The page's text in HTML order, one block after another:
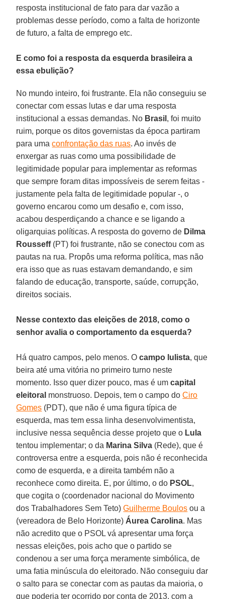
resposta institucional de fato para dar vazão a
problemas desse período, como a falta de horizonte
de futuro, a falta de emprego etc.
E como foi a resposta da esquerda brasileira a
essa ebulição?
No mundo inteiro, foi frustrante. Ela não conseguiu se
conectar com essas lutas e dar uma resposta
institucional a essas demandas. No Brasil , foi muito
ruim, porque os ditos governistas da época partiram
para umaconfrontação das ruas. Ao invés de
enxergar as ruas como uma possibilidade de
legitimidade popular para implementar as reformas
que sempre foram ditas impossíveis de serem feitas -
justamente pela falta de legitimidade popular -, o
governo encarou como um desafio e, com isso,
acabou desperdiçando a chance e se ligando a
oligarquias políticas. A resposta do governo de Dilma
Rousseff(PT) foi frustrante, não se conectou com as
pautas na rua. Propôs uma reforma política, mas não
era isso que as ruas estavam demandando, e sim
falando de educação, transporte, saúde, corrupção,
direitos sociais.
Nesse contexto das eleições de 2018, como o
senhor avalia o comportamento da esquerda?
Há quatro campos, pelo menos. Ocampo lulista, que
beira até uma vitória no primeiro turno neste
momento. Isso quer dizer pouco, mas é umcapital
eleitoral monstruoso. Depois, tem o campo doCiro
Gomes (PDT), que não é uma figura típica de
esquerda, mas tem essa linha desenvolvimentista,
inclusive nessa sequência desse projeto que o Lula
tentou implementar; o da Marina Silva (Rede), que é
controversa entre a esquerda, pois não é reconhecida
como de esquerda, e a direita também não a
reconhece como direita. E, por último, o do PSOL,
que cogita o (coordenador nacional do Movimento
dos Trabalhadores Sem Teto)Guilherme Boulos ou a
(vereadora de Belo Horizonte) Áurea Carolina. Mas
não acredito que o PSOL vá apresentar uma força
nessas eleições, pois acho que o partido se
condenou a ser uma força meramente simbólica, de
uma fatia minúscula do eleitorado. Não conseguiu dar
o salto para se conectar com as pautas da maioria, o
que poderia ter ocorrido por conta de 2013, com a